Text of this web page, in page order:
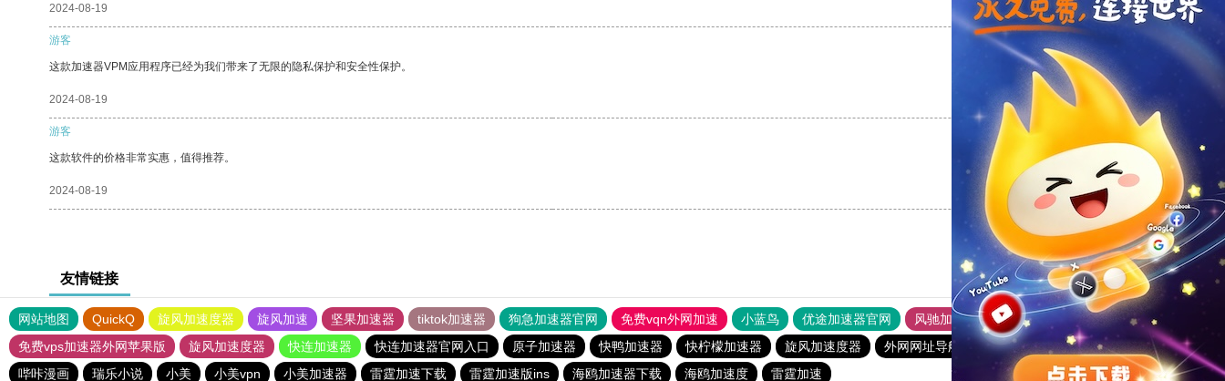
2024-08-19 支持 [0] 反对[0]
游客
这款加速器VPM应用程序已经为我们带来了无限的隐私保护和安全性保护。
2024-08-19 支持[0] 反对
游客
这款软件的价格非常实惠，值得推荐。
2024-08-19 支持[0] 反对[0]
友情链接
网站地图 QuickQ 旋风加速度器 旋风加速 坚果加速器 tiktok加速器 狗急加速器官网 免费vqn外网加速 小蓝鸟 优途加速器官网 风驰加速器
旋风加速器
免费vps加速器外网苹果版
旋风加速度器 快连加速器 快连加速器官网入口 原子加速器 快鸭加速器 快柠檬加速器 旋风加速度器 外网网址导航 软件中心 雷霆加速
狂飙加速器
哔咔漫画
瑞乐小说 小美 小美vpn 小美加速器 雷霆加速下载 雷霆加速版ins 海鸥加速器下载 海鸥加速度 雷霆加速